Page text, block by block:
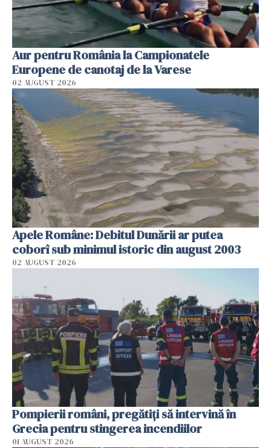
Aur pentru România la Campionatele
Europene de canotaj de la Varese
02 AUGUST 2026
Apele Române: Debitul Dunării ar putea
coborî sub minimul istoric din august 2003
02 AUGUST 2026
Pompierii români, pregătiţi să intervină în
Grecia pentru stingerea incendiilor
01 AUGUST 2026